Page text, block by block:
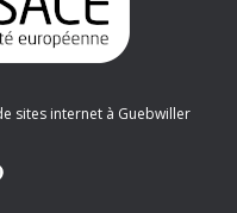
sites internet à Guebwiller